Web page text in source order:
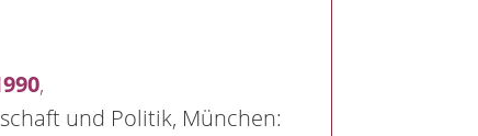
,
und Politik, München: